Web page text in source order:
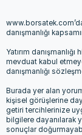
danışmanlığı
Yatırım
mevduat kabul
danışmanlığı
Burada yer alan
kişisel görüşlerine
getiri tercihlerinize
bilgilere dayanılarak
sonuçlar